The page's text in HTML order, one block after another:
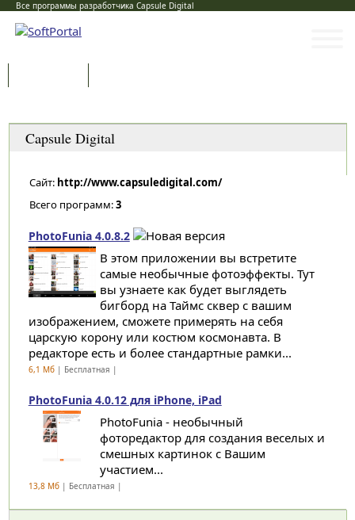
Все программы разработчика Capsule Digital
Capsule Digital
Сайт: http://www.capsuledigital.com/
Всего программ:3
PhotoFunia 4.0.8.2
В этом приложении вы встретите
самые необычные фотоэффекты. Тут
вы узнаете как будет выглядеть
бигборд на Таймс сквер с вашим
изображением, сможете примерять на себя
царскую корону или костюм космонавта. В
редакторе есть и более стандартные рамки...
6,1 Мб| Бесплатная |
PhotoFunia 4.0.12 для iPhone, iPad
PhotoFunia - необычный
фоторедактор для создания веселых и
смешных картинок с Вашим
участием...
13,8 Мб| Бесплатная |